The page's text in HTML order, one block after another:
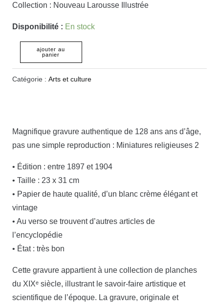
Collection : Nouveau Larousse Illustrée
Disponibilité : En stock
ajouter au
panier
Catégorie : Arts et culture
Magnifique gravure authentique de 128 ans ans d’âge,
pas une simple reproduction : Miniatures religieuses 2
• Édition : entre 1897 et 1904
• Taille : 23 x 31 cm
• Papier de haute qualité, d’un blanc crème élégant et
vintage
• Au verso se trouvent d’autres articles de
l’encyclopédie
• État : très bon
Cette gravure appartient à une collection de planches
du XIXᵉ siècle, illustrant le savoir-faire artistique et
scientifique de l’époque. La gravure, originale et